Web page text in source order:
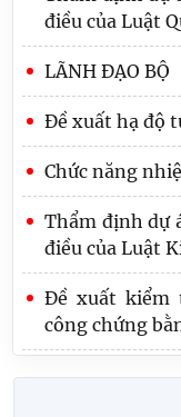
điều của Luật
LÃNH ĐẠO BỘ
Đề xuất hạ độ
Chức năng
Thẩm định dự
điều của Luật
Đề xuất kiểm
công chứng